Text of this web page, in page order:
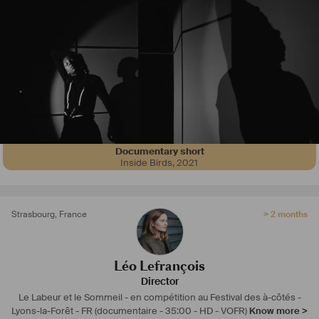
Documentary short
Inside Birds,2021
Strasbourg, France > 2 months
Léo Lefrançois
Director
Le Labeur et le Sommeil - en compétition au Festival des à-côtés -
Lyons-la-Forêt - FR (documentaire - 35:00 - HD - VOFR) Know more >